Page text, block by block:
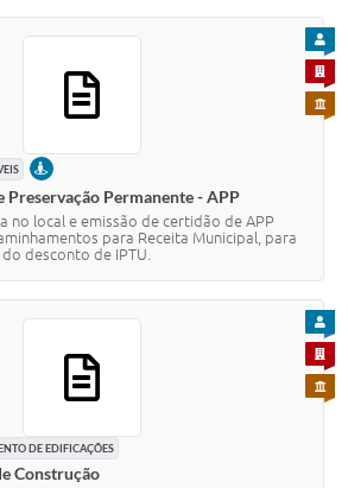
PRESENCIAL
Preservação Permanente - APP
no local e emissão de certidão de APP
para Receita Municipal, para
desconto de IPTU.
PARA
PARA
DE EDIFICAÇÕES
Construção
PARA
PARA